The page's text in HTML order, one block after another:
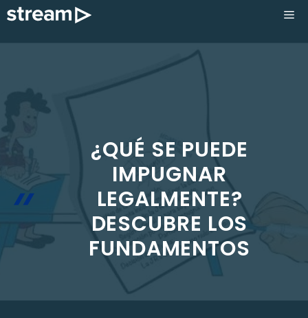
Saltar
contenido
¿QUÉ SE PUEDE
IMPUGNAR
LEGALMENTE?
DESCUBRE LOS
FUNDAMENTOS